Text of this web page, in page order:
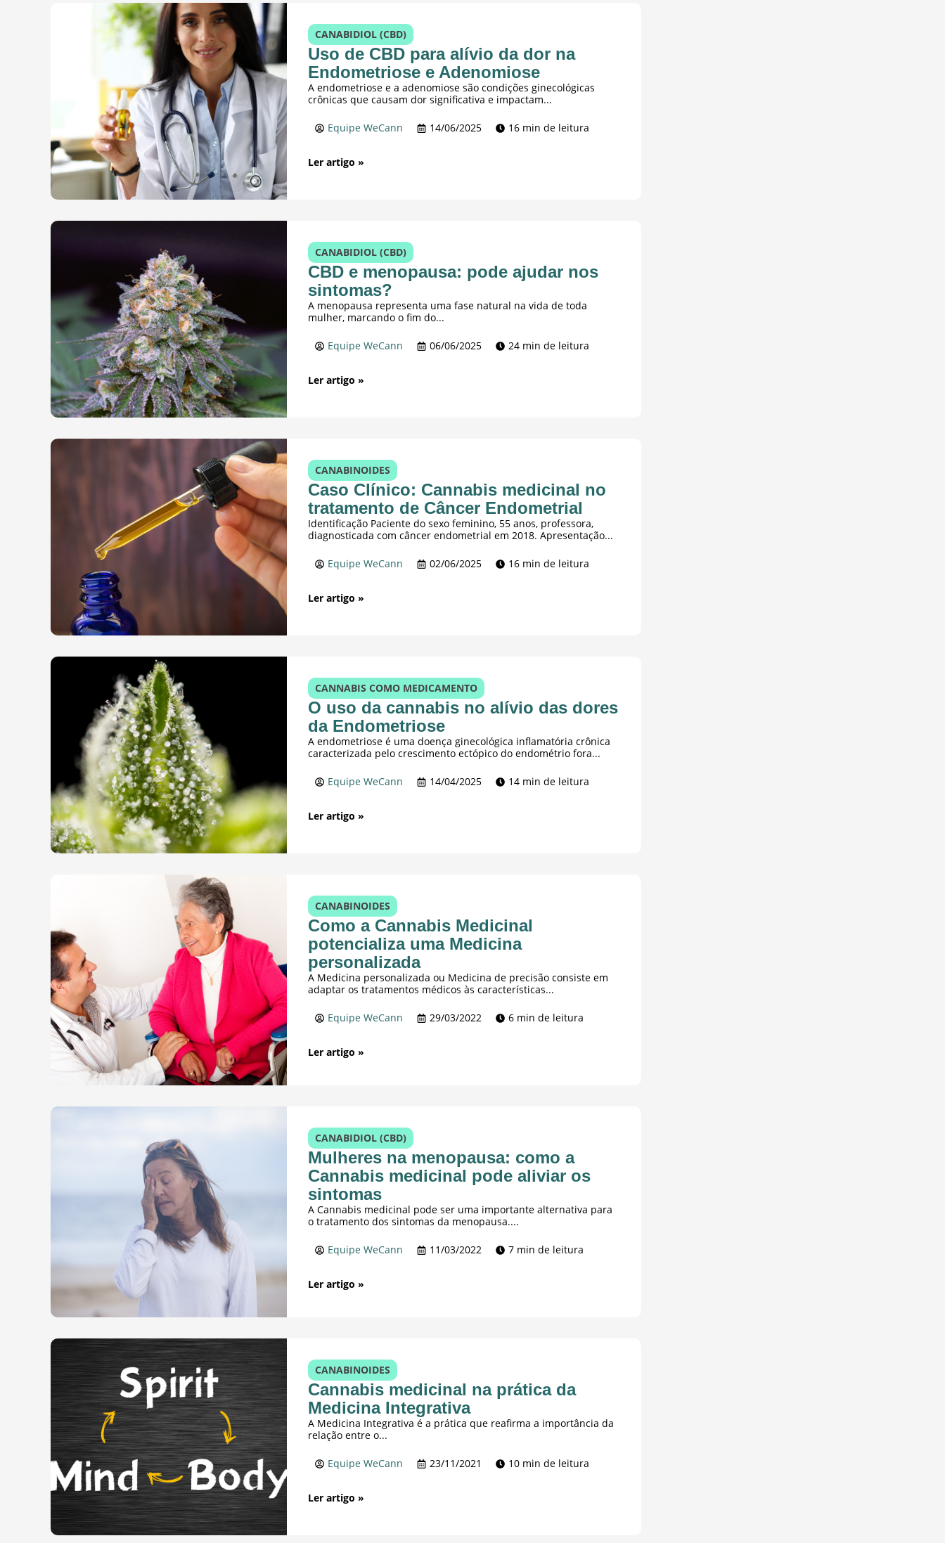
CANABIDIOL (CBD)
Uso de CBD para alívio da dor na
Endometriose e Adenomiose
A endometriose e a adenomiose são condições ginecológicas
crônicas que causam dor significativa e impactam...
Equipe WeCann 14/06/2025 16 min de leitura
Ler artigo »
CANABIDIOL (CBD)
CBD e menopausa: pode ajudar nos
sintomas?
A menopausa representa uma fase natural na vida de toda
mulher, marcando o fim do...
Equipe WeCann 06/06/2025 24 min de leitura
Ler artigo »
CANABINOIDES
Caso Clínico: Cannabis medicinal no
tratamento de Câncer Endometrial
Identificação Paciente do sexo feminino, 55 anos, professora,
diagnosticada com câncer endometrial em 2018. Apresentação...
Equipe WeCann 02/06/2025 16 min de leitura
Ler artigo »
CANNABIS COMO MEDICAMENTO
O uso da cannabis no alívio das dores
da Endometriose
A endometriose é uma doença ginecológica inflamatória crônica
caracterizada pelo crescimento ectópico do endométrio fora...
Equipe WeCann 14/04/2025 14 min de leitura
Ler artigo »
CANABINOIDES
Como a Cannabis Medicinal
potencializa uma Medicina
personalizada
A Medicina personalizada ou Medicina de precisão consiste em
adaptar os tratamentos médicos às características...
Equipe WeCann 29/03/2022 6 min de leitura
Ler artigo »
CANABIDIOL (CBD)
Mulheres na menopausa: como a
Cannabis medicinal pode aliviar os
sintomas
A Cannabis medicinal pode ser uma importante alternativa para
o tratamento dos sintomas da menopausa....
Equipe WeCann 11/03/2022 7 min de leitura
Ler artigo »
CANABINOIDES
Cannabis medicinal na prática da
Medicina Integrativa
A Medicina Integrativa é a prática que reafirma a importância da
relação entre o...
Equipe WeCann 23/11/2021 10 min de leitura
Ler artigo »